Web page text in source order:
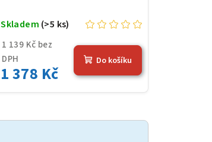
1 139 Kč bez
DPH
1 378 Kč
Skladem (>5 ks)
Do košíku